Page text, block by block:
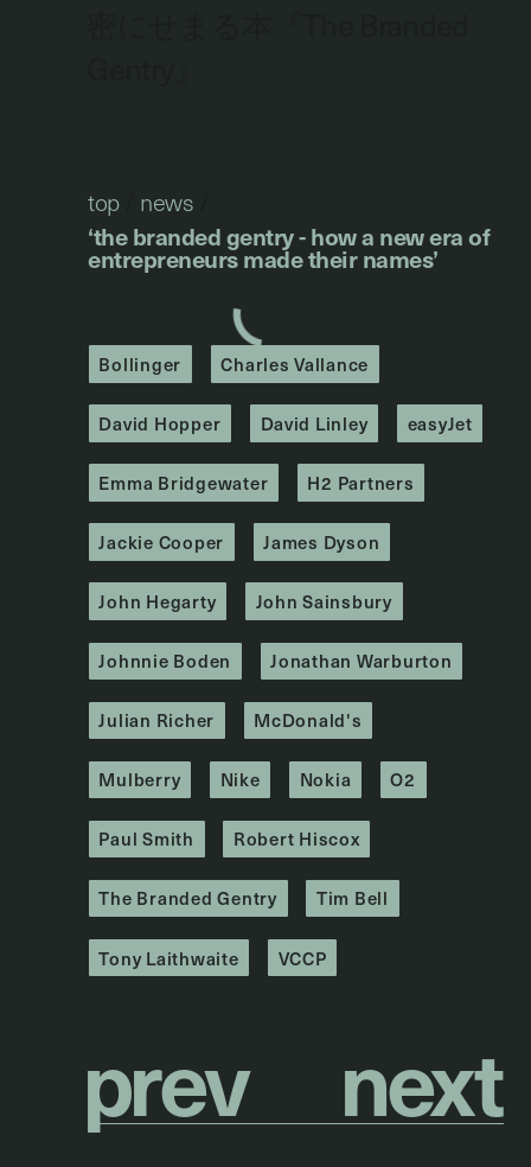
top/ news
‘the branded gentry - how a new era of
entrepreneurs made their names’
Bollinger Charles Vallance
David Hopper David Linley easyJet
Emma Bridgewater H2 Partners
Jackie Cooper James Dyson
John Hegarty John Sainsbury
Johnnie Boden Jonathan Warburton
Julian Richer McDonald's
Mulberry Nike Nokia O2
Paul Smith Robert Hiscox
The Branded Gentry Tim Bell
Tony Laithwaite VCCP
prev next